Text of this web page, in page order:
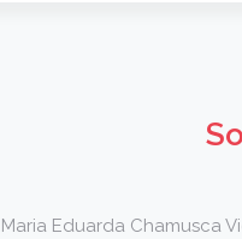
Eduarda Chamusca